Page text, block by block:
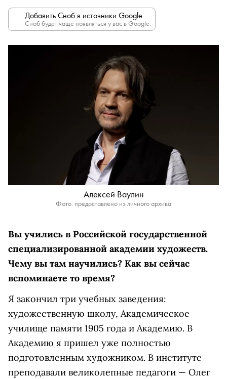
Добавить Сноб в источники Google
Сноб будет чаще появляться у вас в Google.
Алексей Ваулин
Фото: предоставлено из личного архива
Вы учились в Российской государственной
специализированной академии художеств.
Чему вы там научились? Как вы сейчас
вспоминаете то время?
Я закончил три учебных заведения:
художественную школу, Академическое
училище памяти 1905 года и Академию. В
Академию я пришел уже полностью
подготовленным художником. В институте
преподавали великолепные педагоги — Олег